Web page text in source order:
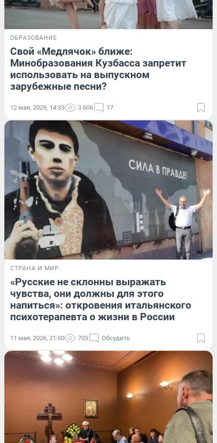
ОБРАЗОВАНИЕ
Свой «Медлячок» ближе:
Минобразования Кузбасса запретит
использовать на выпускном
зарубежные песни?
12 мая, 2026, 14:33 3 606 17
СТРАНА И МИР
«Русские не склонны выражать
чувства, они должны для этого
напиться»: откровения итальянского
психотерапевта о жизни в России
11 мая, 2026, 21:00 703 Обсудить